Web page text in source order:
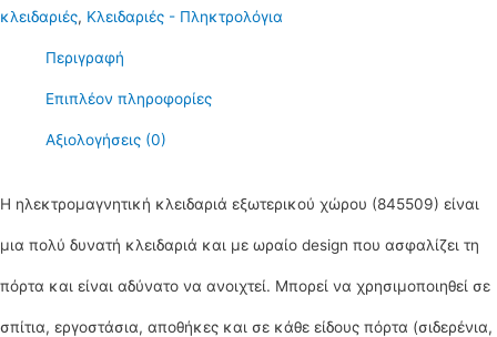
κλειδαριές, Κλειδαριές - Πληκτρολόγια
Περιγραφή
Επιπλέον πληροφορίες
Αξιολογήσεις (0)
Η ηλεκτρομαγνητική κλειδαριά εξωτερικού χώρου (845509) είναι
μια πολύ δυνατή κλειδαριά και με ωραίο design που ασφαλίζει τη
πόρτα και είναι αδύνατο να ανοιχτεί. Μπορεί να χρησιμοποιηθεί σε
σπίτια, εργοστάσια, αποθήκες και σε κάθε είδους πόρτα (σιδερένια,